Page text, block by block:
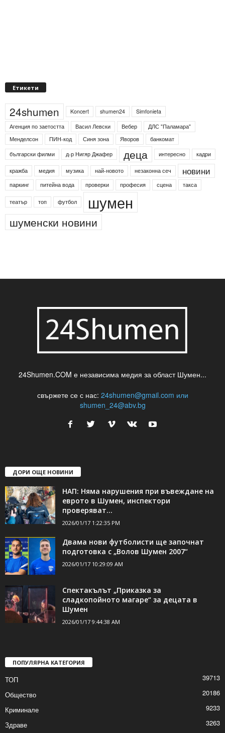
Етикети
24shumen Koncert shumen24
Simfonieta
Агенция по заетостта
Васил Левски Вебер
ДЛС "Паламара"
Менделсон
ПИН-код Синя зона Яворов
банкомат
български филми
д-р Нигяр Джафер деца интересно кадри
кражба медия музика най-новото незаконна сеч новини
паркинг питейна вода проверки професия сцена такса
театър топ футбол шумен
шуменски новини
24Shumen.COM е независима медия за област Шумен...
свържете се с нас: 24shumen@gmail.com или
shumen_24@abv.bg
ДОРИ ОЩЕ НОВИНИ
НАП: Няма нарушения при въвеждане на
еврото в Шумен, инспектори
проверяват...
2026/01/17 1:22:35 PM
Двама нови футболисти ще започнат
подготовка с „Волов Шумен 2007“
2026/01/17 10:29:09 AM
Спектакълът „Приказка за
сладкопойното магаре“ за децата в
Шумен
2026/01/17 9:44:38 AM
ПОПУЛЯРНА КАТЕГОРИЯ
ТОП
39713
Общество
20186
Криминале
9233
Здраве
3263